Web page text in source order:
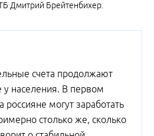
Дмитрий Брейтенбихер.
счета продолжают
у населения. В первом
россияне могут заработать
столько же, сколько